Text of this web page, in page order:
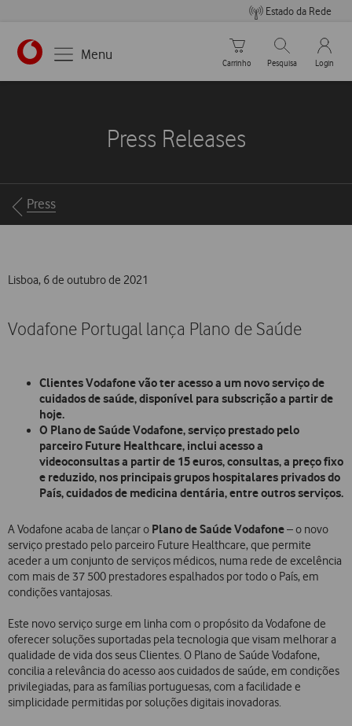
Estado da Rede
https://www.vodafone.pt
Menu
Carrinho de compras
Carrinho
Pesquisar
Pesquisa
My
Login
Press Releases
Breadcrumbs
Press
Lisboa, 6 de outubro de 2021
Vodafone Portugal lança Plano de Saúde
Clientes Vodafone vão ter acesso a um novo serviço de
cuidados de saúde, disponível para subscrição a partir de
hoje.
O Plano de Saúde Vodafone, serviço prestado pelo
parceiro Future Healthcare, inclui acesso a
videoconsultas a partir de 15 euros, consultas, a preço fixo
e reduzido, nos principais grupos hospitalares privados do
País, cuidados de medicina dentária, entre outros serviços.
A Vodafone acaba de lançar o Plano de Saúde Vodafone– o novo
serviço prestado pelo parceiro Future Healthcare, que permite
aceder a um conjunto de serviços médicos, numa rede de excelência
com mais de 37 500 prestadores espalhados por todo o País, em
condições vantajosas.
Este novo serviço surge em linha com o propósito da Vodafone de
oferecer soluções suportadas pela tecnologia que visam melhorar a
qualidade de vida dos seus Clientes. O Plano de Saúde Vodafone,
concilia a relevância do acesso aos cuidados de saúde, em condições
privilegiadas, para as famílias portuguesas, com a facilidade e
simplicidade permitidas por soluções digitais inovadoras.